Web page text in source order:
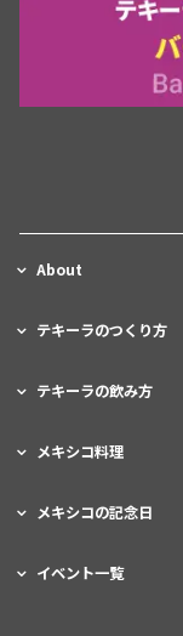
About
テキーラのつくり方
テキーラの飲み方
メキシコ料理
メキシコの記念日
イベント一覧